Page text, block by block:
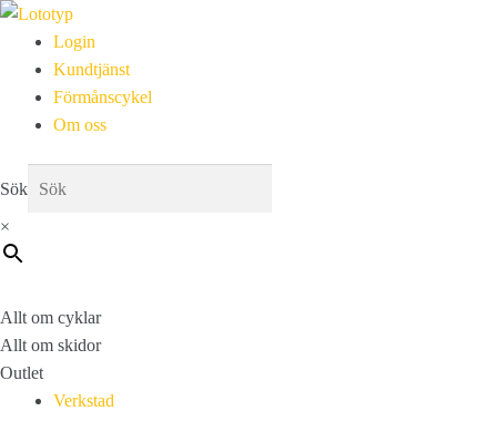
Login
Kundtjänst
Förmånscykel
Om oss
Sök
×
Allt om cyklar
Allt om skidor
Outlet
Verkstad